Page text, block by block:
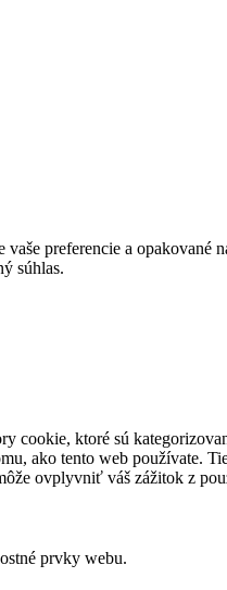
preferencie a
súhlas.
cookie, ktoré sú
ako tento web používate.
ovplyvniť váš zážitok z
prvky webu.